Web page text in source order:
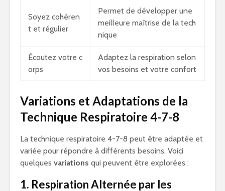
Soyez cohéren
t et régulier
Permet de développer une
meilleure maîtrise de la tech
nique
Écoutez votre c
orps
Adaptez la respiration selon
vos besoins et votre confort
Variations et Adaptations de la
Technique Respiratoire 4-7-8
La technique respiratoire 4-7-8 peut être adaptée et
variée pour répondre à différents besoins. Voici
quelques variations qui peuvent être explorées :
1. Respiration Alternée par les